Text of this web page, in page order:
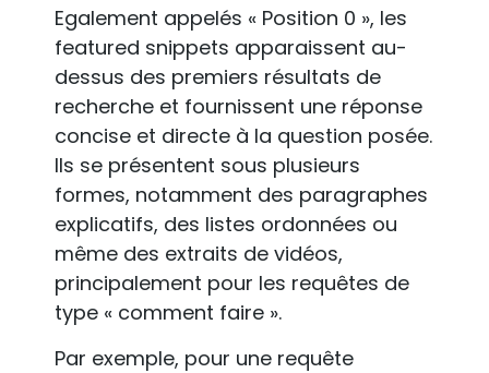
Egalement appelés « Position 0 », les
featured snippets apparaissent au-
dessus des premiers résultats de
recherche et fournissent une réponse
concise et directe à la question posée.
Ils se présentent sous plusieurs
formes, notamment des paragraphes
explicatifs, des listes ordonnées ou
même des extraits de vidéos,
principalement pour les requêtes de
type « comment faire ».
Par exemple, pour une requête